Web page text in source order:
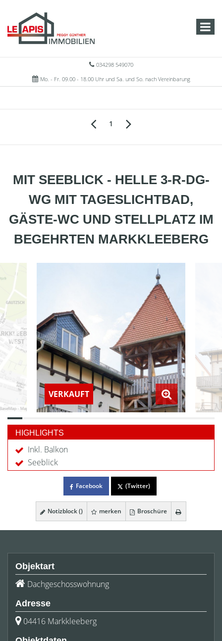
034298 549070
Mo. - Fr. 09.00 - 18.00 Uhr und Sa. und So. nach Vereinbarung
1
MIT SEEBLICK - HELLE 3-R-DG-
WG MIT TAGESLICHTBAD,
GÄSTE-WC UND STELLPLATZ IM
BEGEHRTEN MARKKLEEBERG
VERKAUFT
HIGHLIGHTS
Inkl. Balkon
Seeblick
Facebook (Twitter)
Notizblock () merken Broschüre
Objektart
Dachgeschosswohnung
Adresse
04416 Markkleeberg